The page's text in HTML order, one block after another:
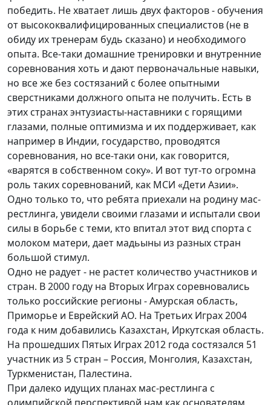
победить. Не хватает лишь двух факторов - обучения
от высококвалифицированных специалистов (не в
обиду их тренерам будь сказано) и необходимого
опыта. Все-таки домашние тренировки и внутренние
соревнования хоть и дают первоначальные навыки,
но все же без состязаний с более опытными
сверстниками должного опыта не получить. Есть в
этих странах энтузиасты-наставники с горящими
глазами, полные оптимизма и их поддерживает, как
например в Индии, государство, проводятся
соревнования, но все-таки они, как говорится,
«варятся в собственном соку». И вот тут-то огромна
роль таких соревнований, как МСИ «Дети Азии».
Одно только то, что ребята приехали на родину мас-
рестлинга, увидели своими глазами и испытали свои
силы в борьбе с теми, кто впитал этот вид спорта с
молоком матери, дает мадьыны из разных стран
большой стимул.
Одно не радует - не растет количество участников и
стран. В 2000 году на Вторых Играх соревновались
только российские регионы - Амурская область,
Приморье и Еврейский АО. На Третьих Играх 2004
года к ним добавились Казахстан, Иркутская область.
На прошедших Пятых Играх 2012 года состязался 51
участник из 5 стран – Россия, Монголия, Казахстан,
Туркменистан, Палестина.
При далеко идущих планах мас-рестлинга с